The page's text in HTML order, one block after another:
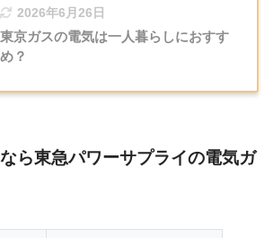
2026年6月26日
東京ガスの電気は一人暮らしにおすす
め？
ら東急パワーサプライの電気ガ